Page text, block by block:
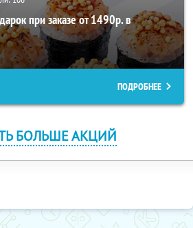
при заказе от 1490р. в
ПОДРОБНЕЕ
БОЛЬШЕ АКЦИЙ